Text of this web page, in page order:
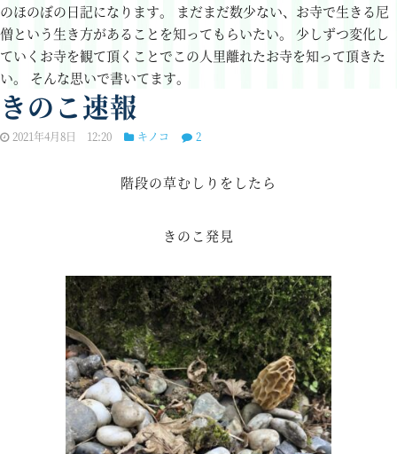
のほのぼの日記になります。 まだまだ数少ない、お寺で生きる尼
僧という生き方があることを知ってもらいたい。
少しずつ変化し
ていくお寺を観て頂くことでこの人里離れたお寺を知って頂きた
い。 そんな思いで書いてます。
きのこ速報
2021年4月8日 12:20 キノコ 2
階段の草むしりをしたら
きのこ発見